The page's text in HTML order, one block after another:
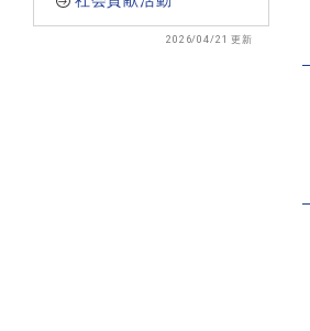
2026/04/21 更新